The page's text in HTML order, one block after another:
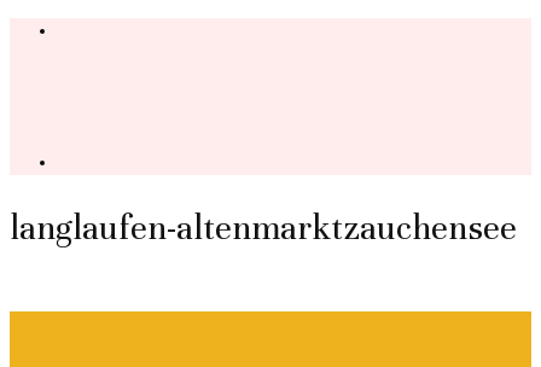
langlaufen-altenmarktzauchensee